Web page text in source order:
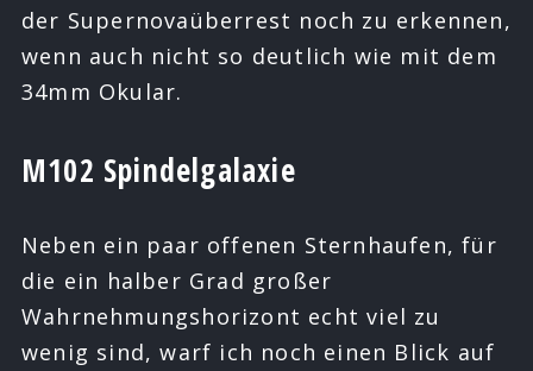
der Supernovaüberrest noch zu erkennen,
wenn auch nicht so deutlich wie mit dem
34mm Okular.
M102 Spindelgalaxie
Neben ein paar offenen Sternhaufen, für
die ein halber Grad großer
Wahrnehmungshorizont echt viel zu
wenig sind, warf ich noch einen Blick auf